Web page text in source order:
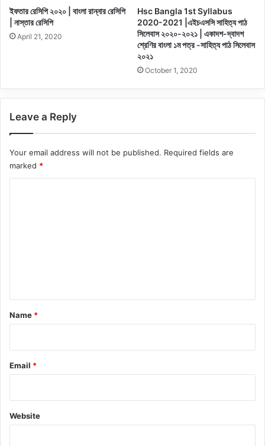
ইফতার রেসিপি ২০২০ | বাংলা রান্নার রেসিপি
| নাস্তার রেসিপি
April 21, 2020
Hsc Bangla 1st Syllabus
2020-2021 |এইচএসসি সাহিত্য পাঠ
সিলেবাস ২০২০-২০২১ | একাদশ-দ্বাদশ
শ্রেণির বাংলা ১ম পত্র -সাহিত্য পাঠ সিলেবাস
২০২১
October 1, 2020
Leave a Reply
Your email address will not be published. Required fields are
marked *
*
Name *
Email *
Website